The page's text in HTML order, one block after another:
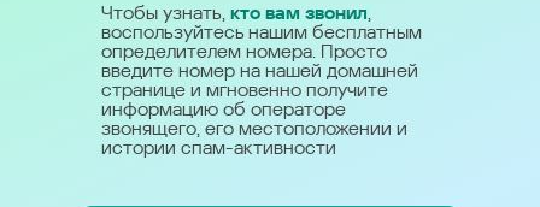
Чтобы узнать, кто вам звонил,
воспользуйтесь нашим бесплатным
определителем номера. Просто
введите номер на нашей домашней
странице и мгновенно получите
информацию об операторе
звонящего, его местоположении и
истории спам-активности